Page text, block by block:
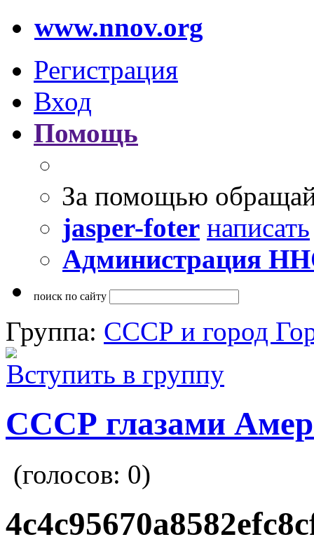
www.nnov.org
Регистрация
Вход
Помощь
За помощью
jasper-foter написать
Администрация
поиск по сайту
Группа: СССР и город
Вступить в группу
СССР глазами
(голосов: 0)